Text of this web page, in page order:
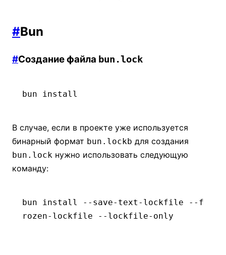
#Bun
#Создание файла bun.lock
bun install
В случае, если в проекте уже используется
бинарный формат bun.lockb для создания
bun.lock нужно использовать следующую
команду:
bun install --save-text-lockfile --f
rozen-lockfile --lockfile-only